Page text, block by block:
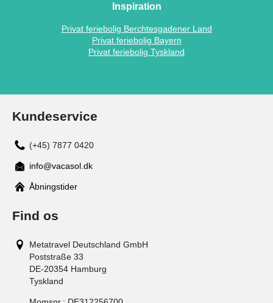
Inspiration
Privat feriebolig Berchtesgadener Land
Privat feriebolig Bayern
Privat feriebolig Tyskland
Kundeservice
(+45) 7877 0420
info@vacasol.dk
Åbningstider
Find os
Metatravel Deutschland GmbH
Poststraße 33
DE-20354 Hamburg
Tyskland